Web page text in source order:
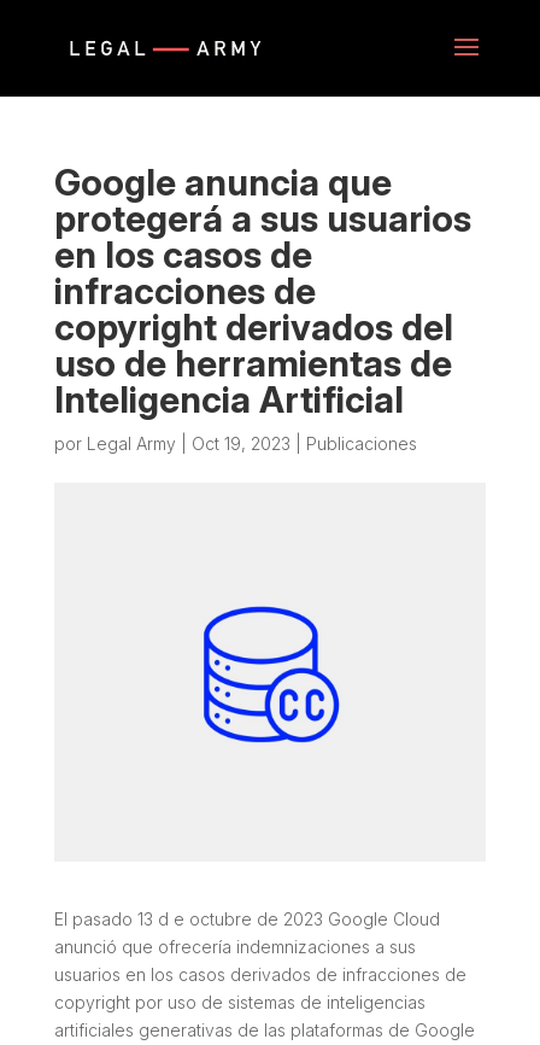
Google anuncia que
protegerá a sus usuarios
en los casos de
infracciones de
copyright derivados del
uso de herramientas de
Inteligencia Artificial
por Legal Army Oct 19, 2023 Publicaciones
El pasado 13 d e octubre de 2023 Google Cloud
anunció que ofrecería indemnizaciones a sus
usuarios en los casos derivados de infracciones de
copyright por uso de sistemas de inteligencias
artificiales generativas de las plataformas de Google